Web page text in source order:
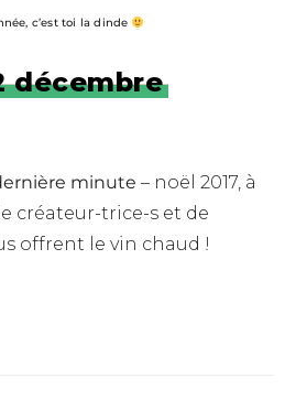
c’est toi la dinde
décembre
minute – noël 2017, à
créateur-trice-s et de
offrent le vin chaud !